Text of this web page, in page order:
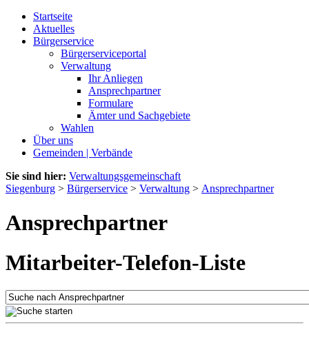
Startseite
Aktuelles
Bürgerservice
Bürgerserviceportal
Verwaltung
Ihr Anliegen
Ansprechpartner
Formulare
Ämter und Sachgebiete
Wahlen
Über uns
Gemeinden | Verbände
Sie sind hier: Verwaltungsgemeinschaft
Siegenburg > Bürgerservice > Verwaltung > Ansprechpartner
Ansprechpartner
Mitarbeiter-Telefon-Liste